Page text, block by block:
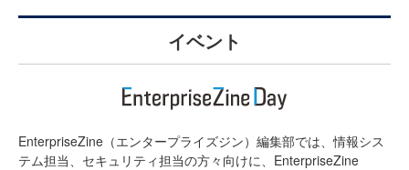
イベント
EnterpriseZine（エンタープライズジン）編集部では、情報シス
テム担当、セキュリティ担当の方々向けに、EnterpriseZine